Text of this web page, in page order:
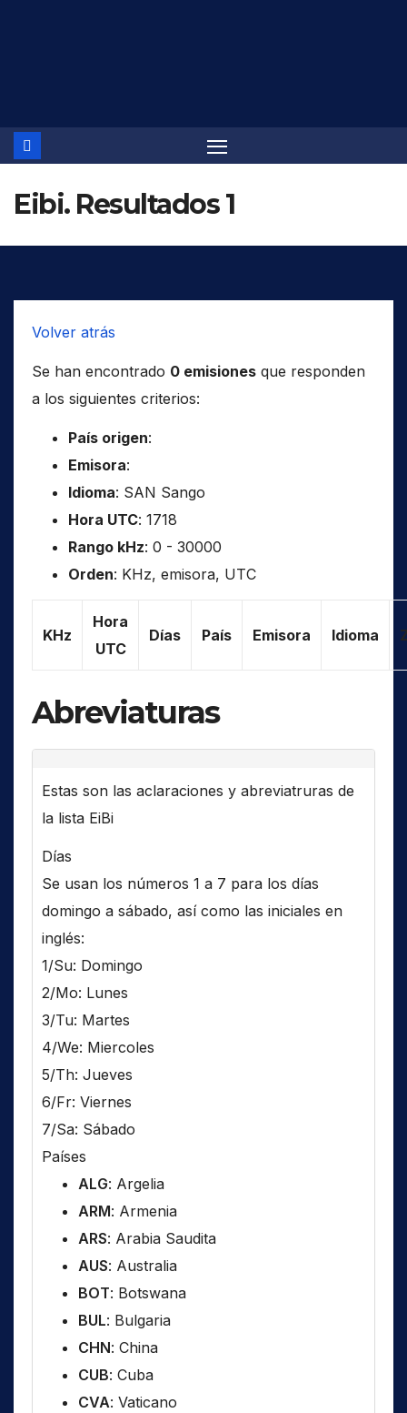
Eibi. Resultados 1
Volver atrás
Se han encontrado 0 emisiones que responden
a los siguientes criterios:
País origen:
Emisora:
Idioma: SAN Sango
Hora UTC: 1718
Rango kHz: 0 - 30000
Orden: KHz, emisora, UTC
KHz
Hora
UTC
Días País Emisora Idioma
Abreviaturas
Estas son las aclaraciones y abreviatruras de
la lista EiBi
Días
Se usan los números 1 a 7 para los días
domingo a sábado, así como las iniciales en
inglés:
1/Su: Domingo
2/Mo: Lunes
3/Tu: Martes
4/We: Miercoles
5/Th: Jueves
6/Fr: Viernes
7/Sa: Sábado
Países
ALG: Argelia
ARM: Armenia
ARS: Arabia Saudita
AUS: Australia
BOT: Botswana
BUL: Bulgaria
CHN: China
CUB: Cuba
CVA: Vaticano